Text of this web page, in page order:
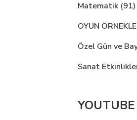
Matematik(91)
OYUN
Özel Gün ve
Sanat